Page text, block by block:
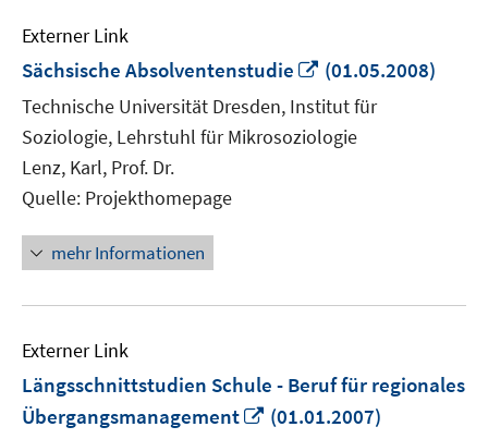
Externer Link
Sächsische Absolventenstudie
In
neuem
Fenster
öffnen
(01.05.2008)
Technische Universität Dresden, Institut für
Soziologie, Lehrstuhl für Mikrosoziologie
Lenz, Karl, Prof. Dr.
Quelle: Projekthomepage
mehr Informationen
Externer Link
Längsschnittstudien Schule - Beruf für regionales
Übergangsmanagement
In
(01.01.2007)